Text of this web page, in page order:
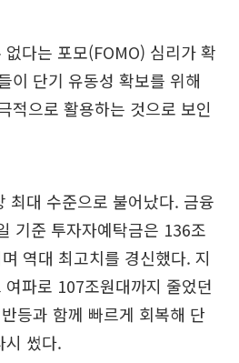
다는 포모(FOMO) 심리가 확
이 단기 유동성 확보를 위해
적으로 활용하는 것으로 보인
최대 수준으로 불어났다. 금융
기준 투자자예탁금은 136조
역대 최고치를 경신했다. 지
파로 107조원대까지 줄었던
등과 함께 빠르게 회복해 단
시 썼다.